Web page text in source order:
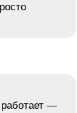
работает —